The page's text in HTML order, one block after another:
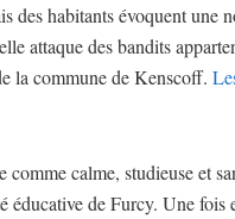
des habitants évoquent
attaque des bandits
la commune de Kenscoff.
calme, studieuse et
de Furcy. Une fois